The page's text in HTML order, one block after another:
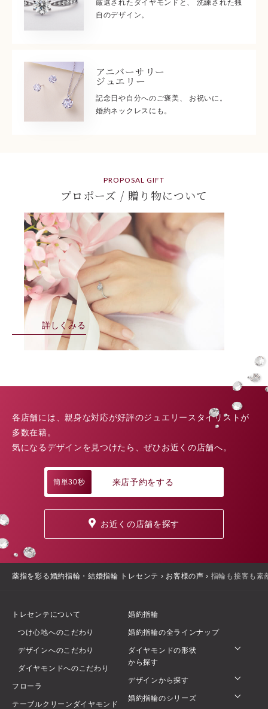
厳選されたダイヤモンドと、 洗練された独
自のデザイン。
アニバーサリー
ジュエリー
記念日や自分へのご褒美、 お祝いに。
婚約ネックレスにも。
PROPOSAL GIFT
プロポーズ / 贈り物について
詳しくみる
各店舗には、親身な対応が好評のジュエリースタイリストが
多数在籍。
気になるデザインを見つけたら、ぜひお近くの店舗へ。
簡単30秒 来店予約をする
お近くの店舗を探す
薬指を彩る婚約指輪・結婚指輪 トレセンテ › お客様の声 › 指輪も接客も素
トレセンテについて
つけ心地へのこだわり
デザインへのこだわり
ダイヤモンドへのこだわり
フローラ
テーブルクリーンダイヤモンド
婚約指輪
婚約指輪の全ラインナップ
ダイヤモンドの形状
から探す
デザインから探す
婚約指輪のシリーズ